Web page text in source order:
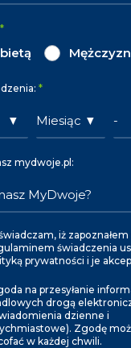
*
*
mydwoje.pl:
iż zapoznałem
świadczenia
prywatności i je
na przesyłanie
drogą
dzienne i
Zgodę
w każdej chwili.